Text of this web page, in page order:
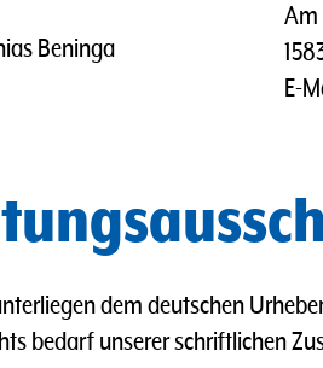
Beninga
Am
E-
dem deutschen
bedarf unserer schriftlichen